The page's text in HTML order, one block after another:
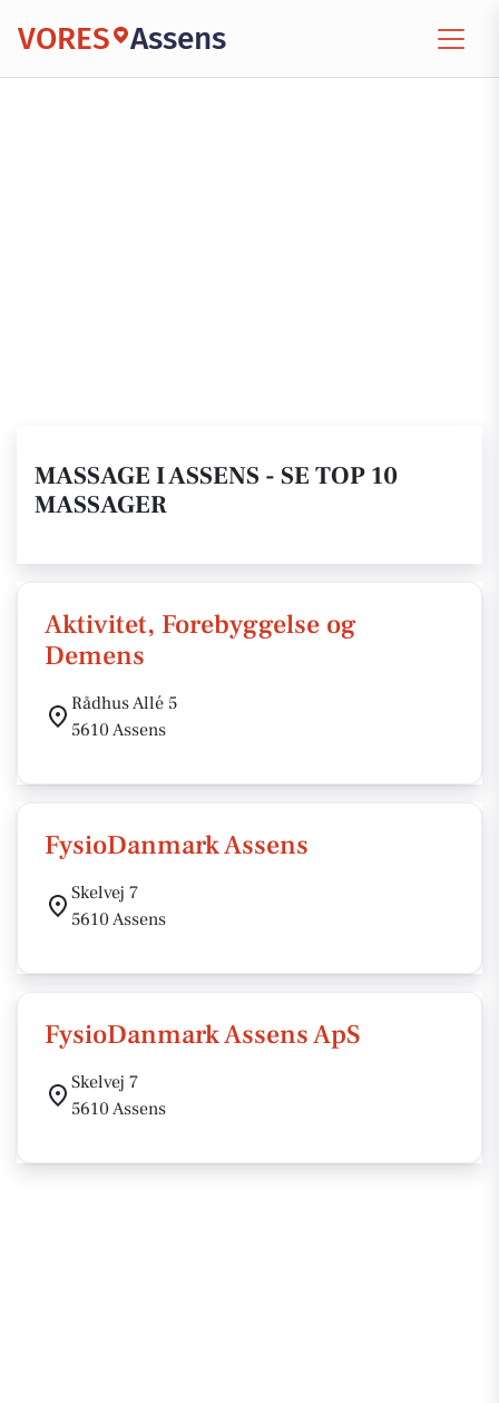
VORES Assens
MASSAGE I ASSENS - SE TOP 10
MASSAGER
Aktivitet, Forebyggelse og
Demens
Rådhus Allé 5
5610 Assens
FysioDanmark Assens
Skelvej 7
5610 Assens
FysioDanmark Assens ApS
Skelvej 7
5610 Assens